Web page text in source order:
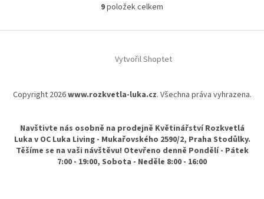
O
l
d
í
p
v
k
y
v
9položek celkem
Vytvořil Shoptet
Copyright 2026www.rozkvetla-luka.cz. Všechna práva vyhrazena.
Navštivte nás osobně na prodejně Květinářství Rozkvetlá
Luka v OC Luka Living - Mukařovského 2590/2, Praha Stodůlky.
Těšíme se na vaši návštěvu! Otevřeno denně Pondělí - Pátek
7:00 - 19:00, Sobota - Neděle 8:00 - 16:00